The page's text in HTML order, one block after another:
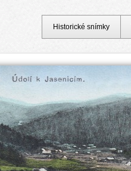
Historické snímky